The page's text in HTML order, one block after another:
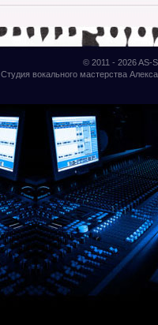
© 2011 - 2026AS-
Студия вокального мастерства